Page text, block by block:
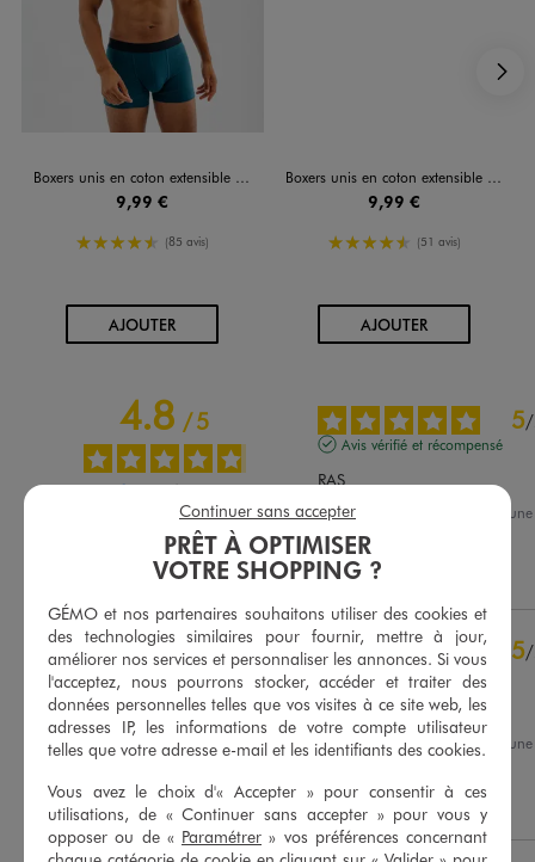
Boxers unis en coton extensible homme (lot de 2)
9,99 €
4.5/5 de moyenne
(85 avis)
AJOUTERAU PANIER
Boxers unis en coton extensible homme (lot de 2)
9,99 €
4.5/5 de moyenne
(51 avis)
AJOUTERAU PANIER
4.8/5
avis soumis à un
contrôle
Voir tous les avis sur ce site
5étoiles
45
étoiles
3étoiles
1
2étoiles
0
1étoile 0
5/
Avis vérifié et récompensé
RAS
Avis du
, suite à
Utile (0)
5/
Avis vérifié et récompensé
Très bien
Avis du05/08/2026 , suite à
04/07/2026 parFabienne B.
Utile (0) Signaler
PRÊT À OPTIMISER
VOTRE SHOPPING ?
GÉMO et nos partenaires souhaitons utiliser des cookies et
des technologies similaires pour fournir, mettre à jour,
améliorer nos services et personnaliser les annonces. Si vous
l'acceptez, nous pourrons stocker, accéder et traiter des
données personnelles telles que vos visites à ce site web, les
adresses IP, les informations de votre compte utilisateur
telles que votre adresse e-mail et les identifiants des cookies.
Vous avez le choix d'« Accepter » pour consentir à ces
utilisations, de « Continuer sans accepter » pour vous y
opposer ou de « Paramétrer » vos préférences concernant
Continuer sans accepter